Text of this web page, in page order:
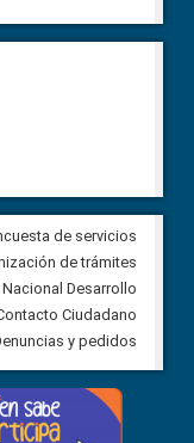
para vigilar los
de la Audiencia
el GAD de Ibarra y la
Urbina, parroquia
5 agosto, 2026
de servicios
de trámites
Nacional Desarrollo
Ciudadano
y pedidos